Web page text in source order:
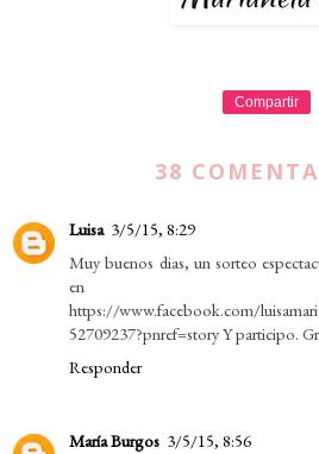
Compartir
38
Luisa 3/5/15, 8:29
Muy buenos dias, un sorteo
en
https://www.facebook.com/
52709237?pnref=story Y participo.
Responder
María Burgos 3/5/15, 8:56